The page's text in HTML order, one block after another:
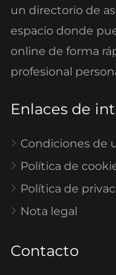
un directorio de
espacio donde
online de forma
profesional
Enlaces de
Condiciones de
Política de
Política de
Nota legal
Contacto